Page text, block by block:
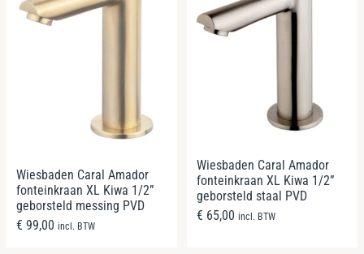
Wiesbaden Caral Amador
fonteinkraan XL Kiwa 1/2”
geborsteld messing PVD
€ 99,00 incl. BTW
Wiesbaden Caral Amador
fonteinkraan XL Kiwa 1/2”
geborsteld staal PVD
€ 65,00 incl. BTW